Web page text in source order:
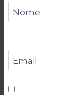
Nome
Email